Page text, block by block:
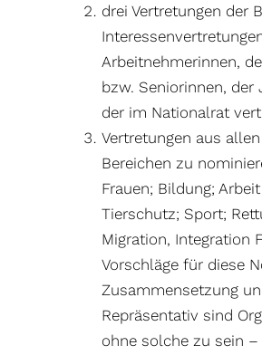
drei Vertretungen der
Arbeitnehmerinnen,
bzw. Seniorinnen,
der im Nationalrat
Vertretungen aus
Bereichen zu
Frauen; Bildung;
Tierschutz; Sport;
Migration, Integration
Vorschläge für diese
Zusammensetzung
Repräsentativ sind
ohne solche zu sein